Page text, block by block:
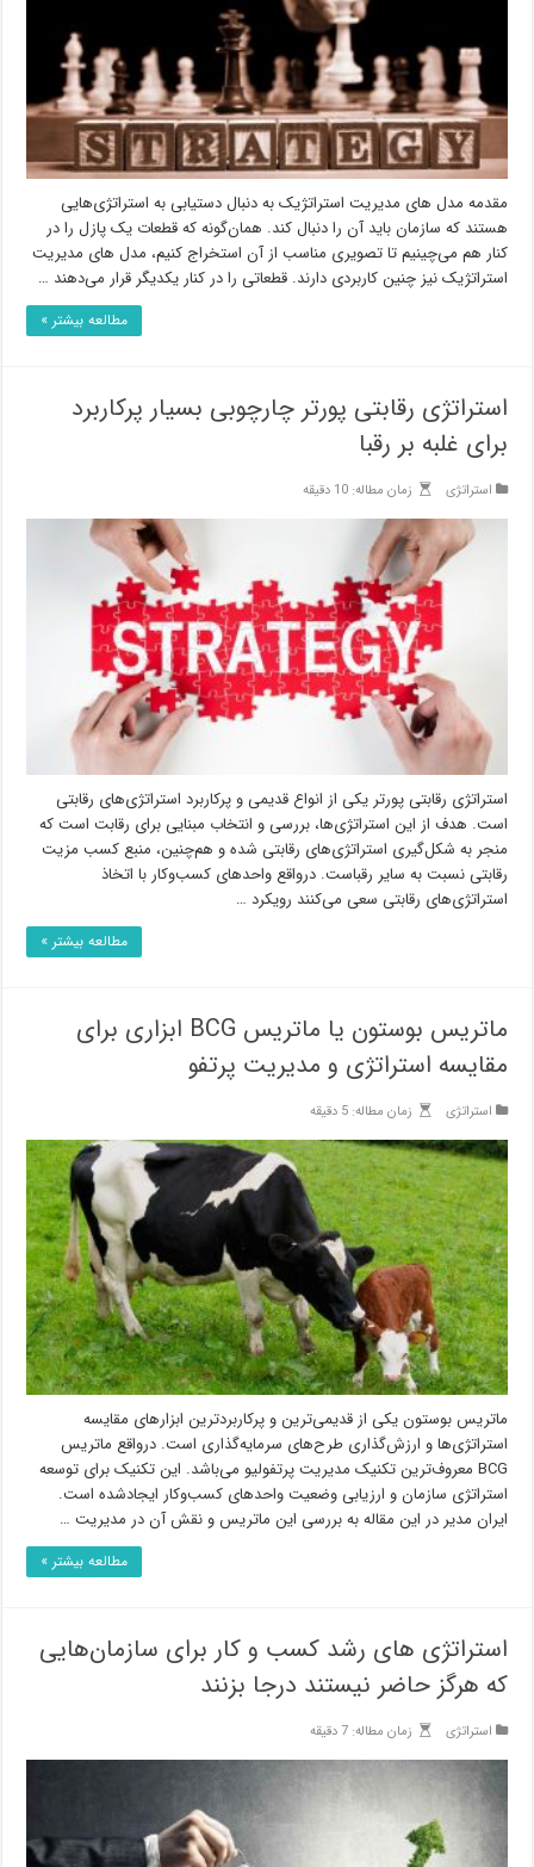
مقدمه مدل های مدیریت استراتژیک به دنبال دستیابی به استراتژی‌هایی
هستند که سازمان باید آن را دنبال کند. همان‌گونه که قطعات یک پازل را در
کنار هم می‌چینیم تا تصویری مناسب از آن استخراج کنیم، مدل های مدیریت
استراتژیک نیز چنین کاربردی دارند. قطعاتی را در کنار یکدیگر قرار می‌دهند …
مطالعه بیشتر »
استراتژی رقابتی پورتر چارچوبی بسیار پرکاربرد
برای غلبه بر رقبا
استراتژی زمان مطاله: 10 دقیقه
استراتژی رقابتی پورتر یکی از انواع قدیمی و پرکاربرد استراتژی‌های رقابتی
است. هدف از این استراتژی‌ها، بررسی و انتخاب مبنایی برای رقابت است که
منجر به شکل‌گیری استراتژی‌های رقابتی شده و هم‌چنین، منبع کسب مزیت
رقابتی نسبت به سایر رقباست. درواقع واحدهای کسب‌وکار با اتخاذ
استراتژی‌های رقابتی سعی می‌کنند رویکرد …
مطالعه بیشتر »
ماتریس بوستون یا ماتریس BCG ابزاری برای
مقایسه استراتژی و مدیریت پرتفو
استراتژی زمان مطاله: 5 دقیقه
ماتریس بوستون یکی از قدیمی‌ترین و پرکاربردترین ابزارهای مقایسه
استراتژی‌ها و ارزش‌گذاری طرح‌های سرمایه‌گذاری است. درواقع ماتریس
BCG معروف‌ترین تکنیک مدیریت پرتفولیو می‌باشد. این تکنیک برای توسعه
استراتژی سازمان و ارزیابی وضعیت واحدهای کسب‌وکار ایجادشده است.
ایران مدیر در این مقاله به بررسی این ماتریس و نقش آن در مدیریت …
مطالعه بیشتر »
استراتژی های رشد کسب و کار برای سازمان‌هایی
که هرگز حاضر نیستند درجا بزنند
استراتژی زمان مطاله: 7 دقیقه